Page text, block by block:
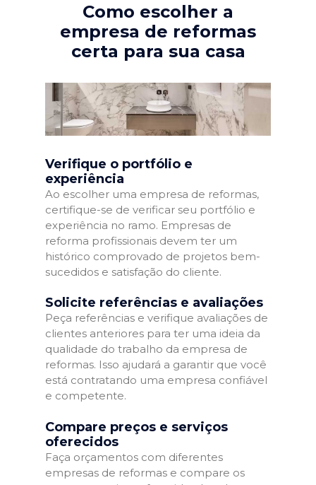
Como escolher a
empresa de reformas
certa para sua casa
Verifique o portfólio e
experiência
Ao escolher uma empresa de reformas,
certifique-se de verificar seu portfólio e
experiência no ramo. Empresas de
reforma profissionais devem ter um
histórico comprovado de projetos bem-
sucedidos e satisfação do cliente.
Solicite referências e avaliações
Peça referências e verifique avaliações de
clientes anteriores para ter uma ideia da
qualidade do trabalho da empresa de
reformas. Isso ajudará a garantir que você
está contratando uma empresa confiável
e competente.
Compare preços e serviços
oferecidos
Faça orçamentos com diferentes
empresas de reformas e compare os